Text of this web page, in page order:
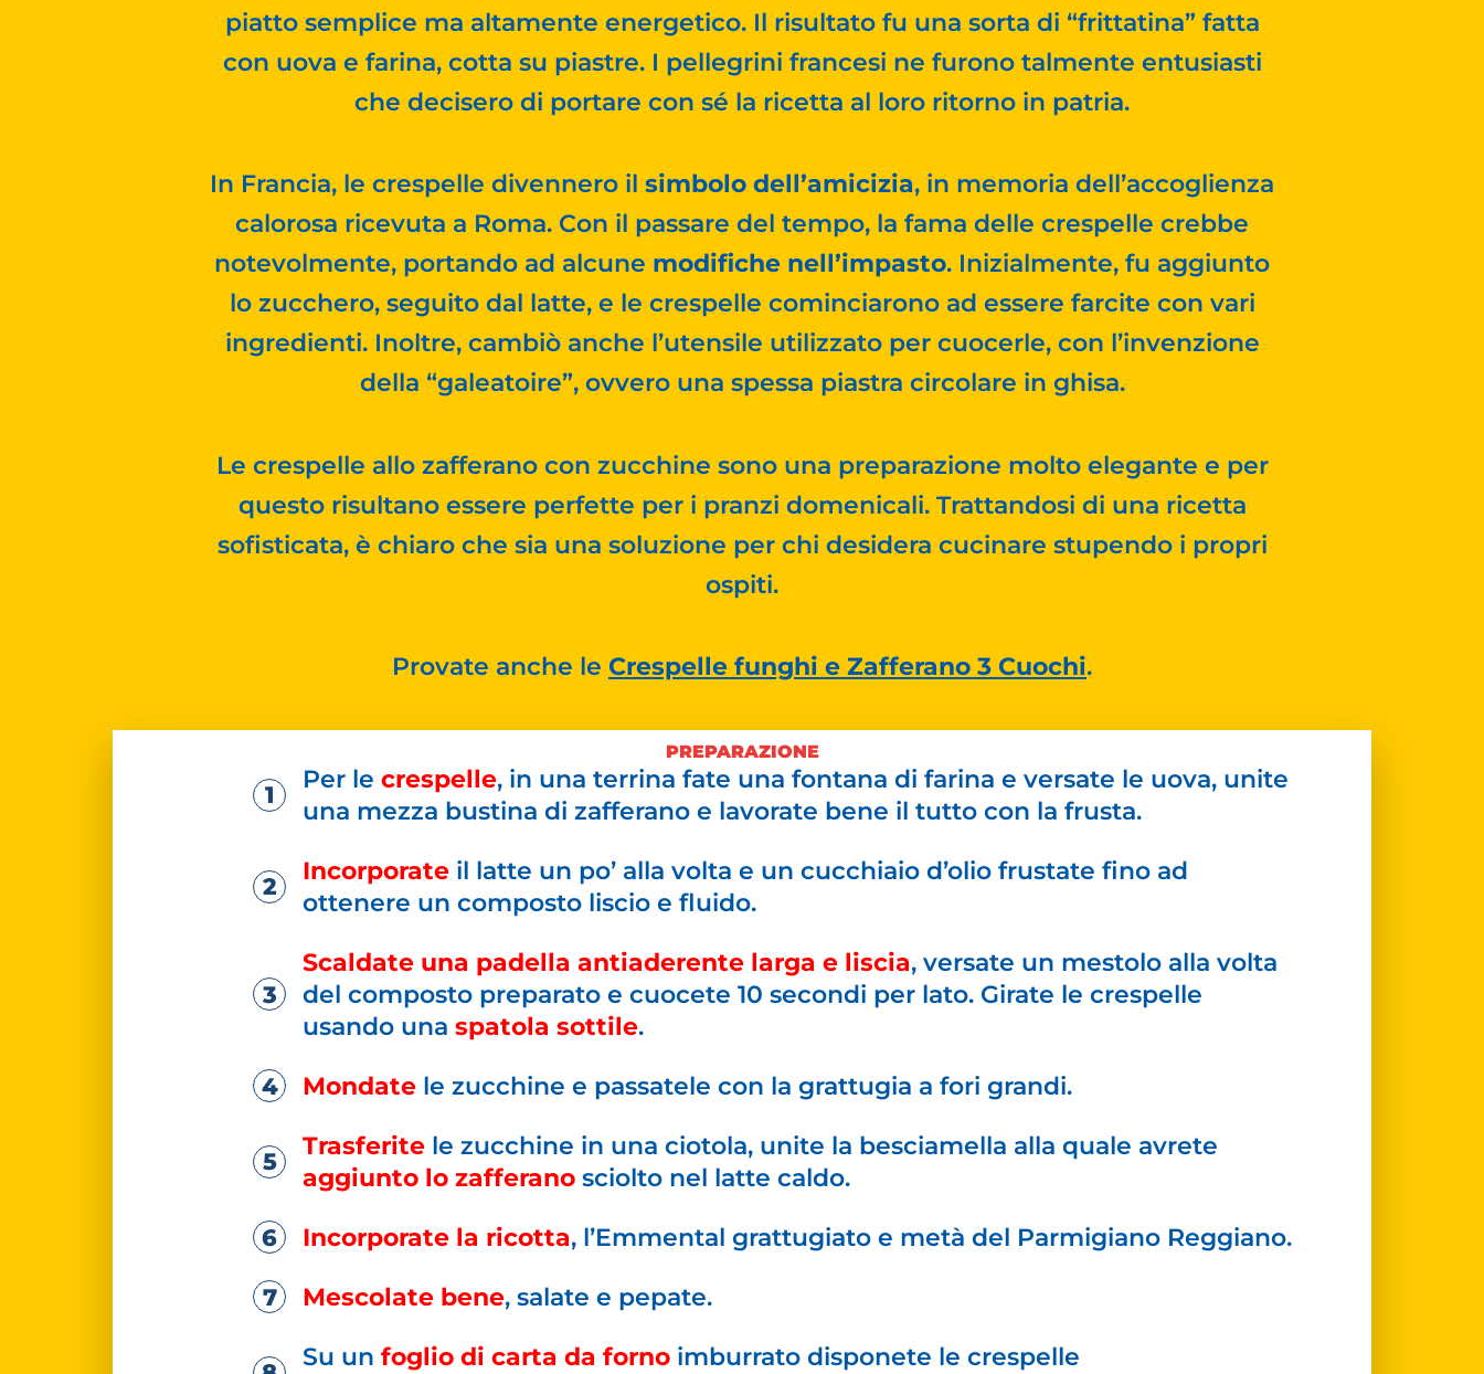
piatto semplice ma altamente energetico. Il risultato fu una sorta di “frittatina” fatta
con uova e farina, cotta su piastre. I pellegrini francesi ne furono talmente entusiasti
che decisero di portare con sé la ricetta al loro ritorno in patria.
In Francia, le crespelle divennero il simbolo dell’amicizia, in memoria dell’accoglienza
calorosa ricevuta a Roma. Con il passare del tempo, la fama delle crespelle crebbe
notevolmente, portando ad alcune modifiche nell’impasto. Inizialmente, fu aggiunto
lo zucchero, seguito dal latte, e le crespelle cominciarono ad essere farcite con vari
ingredienti. Inoltre, cambiò anche l’utensile utilizzato per cuocerle, con l’invenzione
della “galeatoire”, ovvero una spessa piastra circolare in ghisa.
Le crespelle allo zafferano con zucchine sono una preparazione molto elegante e per
questo risultano essere perfette per i pranzi domenicali. Trattandosi di una ricetta
sofisticata, è chiaro che sia una soluzione per chi desidera cucinare stupendo i propri
ospiti.
Provate anche le Crespelle funghi e Zafferano 3 Cuochi.
PREPARAZIONE
Per le crespelle, in una terrina fate una fontana di farina e versate le uova, unite
una mezza bustina di zafferano e lavorate bene il tutto con la frusta.
Incorporate il latte un po’ alla volta e un cucchiaio d’olio frustate fino ad
ottenere un composto liscio e fluido.
Scaldate una padella antiaderente larga e liscia, versate un mestolo alla volta
del composto preparato e cuocete 10 secondi per lato. Girate le crespelle
usando una spatola sottile.
Mondate le zucchine e passatele con la grattugia a fori grandi.
Trasferite le zucchine in una ciotola, unite la besciamella alla quale avrete
aggiunto lo zafferano sciolto nel latte caldo.
Incorporate la ricotta, l’Emmental grattugiato e metà del Parmigiano Reggiano.
Mescolate bene, salate e pepate.
Su un foglio di carta da forno imburrato disponete le crespelle